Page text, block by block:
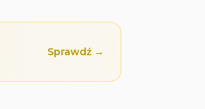
Sprawdź →